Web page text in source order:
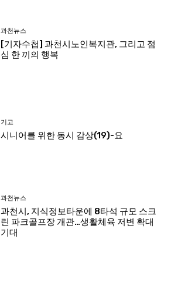
과천뉴스
[기자수첩] 과천시노인복지관, 그리고 점
심 한 끼의 행복
기고
시니어를 위한 동시 감상(19)-요
과천뉴스
과천시, 지식정보타운에 8타석 규모 스크
린 파크골프장 개관…생활체육 저변 확대
기대